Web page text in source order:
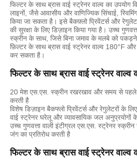
फिल्टर के साथ ब्रास वाई स्ट्रेनर वाल्व का उपयोग
लाइनों, जैसे आवासीय और वाणिज्यिक सिंचाई,
किया जा सकता है। इसे बैकफ़्लो प्रिवेंटर्स और
की सुरक्षा के लिए डिज़ाइन किया गया है। उच्च
स्क्रीन के साथ, जिसे बिना जमाव के मलबे को पकड़ने
फ़िल्टर के साथ ब्रास वाई स्ट्रेनर वाल्व 180°F
कर सकता है।
फिल्टर के साथ ब्रास वाई स्ट्रेनर वाल्व
20 मेश एस.एस. स्क्रीन रखरखाव और समय से
करती है
विशेष डिज़ाइन बैकफ्लो प्रिवेंटर्स और रेगुलेटरों के
वाई स्ट्रेनर घरेलू और व्यावसायिक जल अनुप्रयोगों
उच्च गुणवत्ता वाली इंटीग्रल एस.एस. स्ट्रेनर
जंग का प्रतिरोध करती है
फिल्टर के साथ ब्रास वाई स्ट्रेनर वाल्व